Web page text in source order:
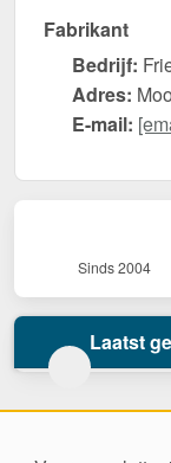
Fabrikant
Bedrijf:
Adres:
E-mail:
Sinds 2004
Laatst